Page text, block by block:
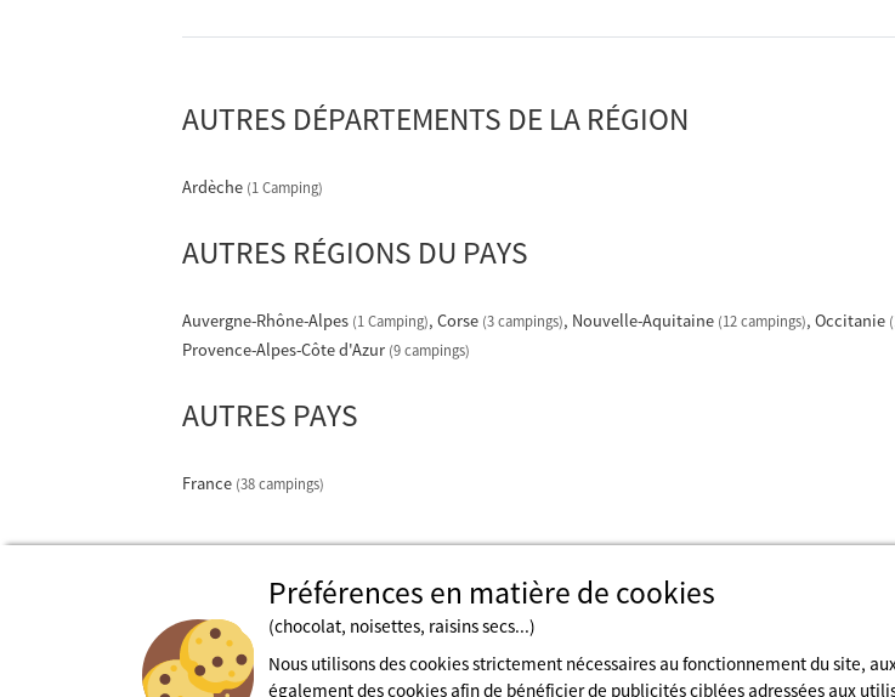
AUTRES DÉPARTEMENTS DE LA RÉGION
Ardèche (1 Camping)
AUTRES RÉGIONS DU PAYS
Auvergne-Rhône-Alpes (1 Camping) Corse (3 campings) Nouvelle-Aquitaine (12 campings) Occitanie
Provence-Alpes-Côte d'Azur (9 campings)
AUTRES PAYS
France (38 campings)
Préférences en matière de cookies
(chocolat, noisettes, raisins secs...)
Nous utilisons des cookies strictement nécessaires au fonctionnement du site,
également des cookies afin de bénéficier de publicités ciblées adressées aux